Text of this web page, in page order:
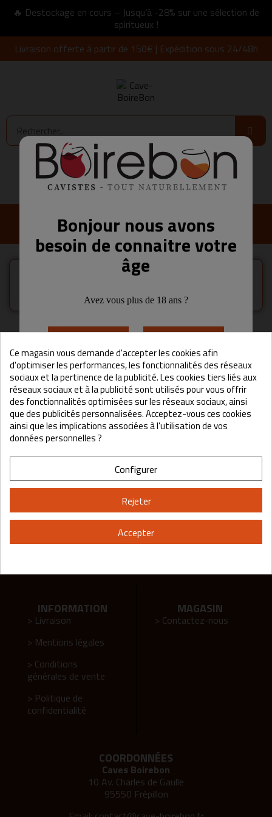
Bonjour nous avons
besoin de connaitre votre
âge
Avez vous plus de 18 ans ?
En accédant à ce site, vous acceptez les Conditions d'utilisation et la
Politique de confidentialité.
🔥 Destockage en cours – Jusqu’à -28% sur une sélection de
spiritueux !
Livraison offerte à partir de 150€ | Expédition sous 24/48h
Connexion 0,00 €
Retha
Aucun produit disponible pour le moment
Restez à l'écoute ! D'autres produits seront affichés ici au fur
et à mesure qu'ils seront ajoutés.
search
INFORMATION
> Livraison
> Mentions légales
> Conditions
générales de vente
> Politique de
confidentialité
MAGASIN
> Contactez-nous
COORDONNÉES
Caves Boirebon
10 Av. Charles de Gaulle
95550 Frépillon
Ce magasin vous demande d'accepter les cookies afin
d'optimiser les performances, les fonctionnalités des réseaux
sociaux et la pertinence de la publicité. Les cookies tiers liés aux
réseaux sociaux et à la publicité sont utilisés pour vous offrir
des fonctionnalités optimisées sur les réseaux sociaux, ainsi
que des publicités personnalisées. Acceptez-vous ces cookies
ainsi que les implications associées à l'utilisation de vos
données personnelles ?
Configurer
Rejeter
Accepter